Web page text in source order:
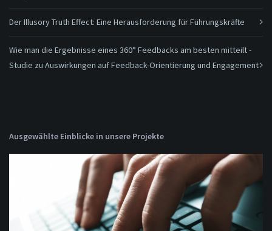
Der Illusory Truth Effect: Eine Herausforderung für Führungskräfte
Wie man die Ergebnisse eines 360° Feedbacks am besten mitteilt -
Studie zu Auswirkungen auf Feedback-Orientierung und Engagement
Ausgewählte Einblicke in unsere Projekte